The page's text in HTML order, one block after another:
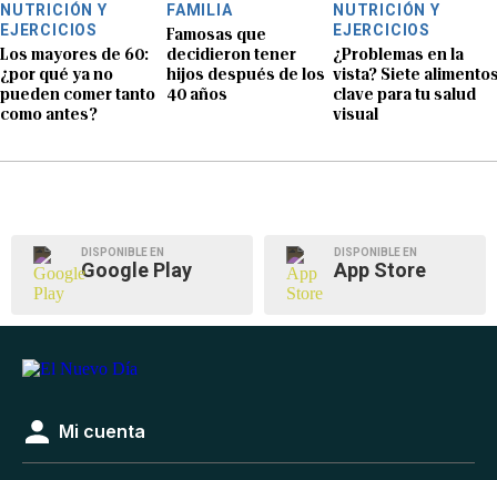
NUTRICIÓN Y
EJERCICIOS
Los mayores de 60:
¿por qué ya no
pueden comer tanto
como antes?
FAMILIA
Famosas que
decidieron tener
hijos después de los
40 años
NUTRICIÓN Y
EJERCICIOS
¿Problemas en la
vista? Siete
clave para tu salud
visual
DISPONIBLE EN
Google Play
DISPONIBLE EN
App Store
Mi cuenta